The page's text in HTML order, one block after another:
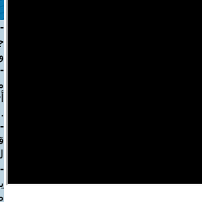
-
-
-
-